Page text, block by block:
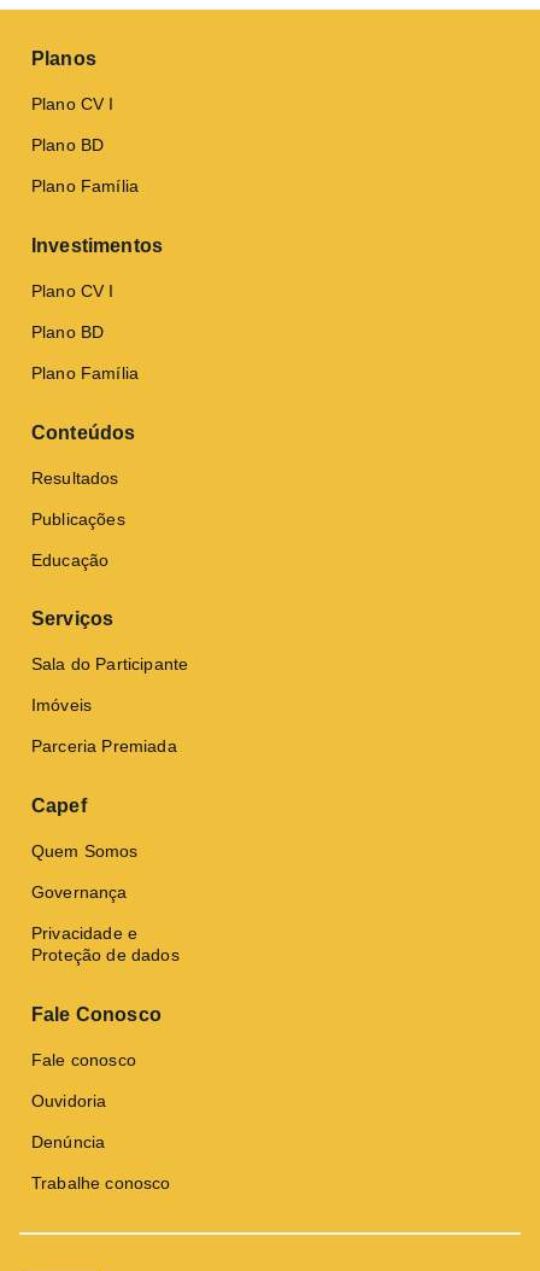
Planos
Plano CV I
Plano BD
Plano Família
Investimentos
Plano CV I
Plano BD
Plano Família
Conteúdos
Resultados
Publicações
Educação
Serviços
Sala do Participante
Imóveis
Parceria Premiada
Capef
Quem Somos
Governança
Privacidade e
Proteção de dados
Fale Conosco
Fale conosco
Ouvidoria
Denúncia
Trabalhe conosco